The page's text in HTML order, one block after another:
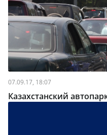
07.09.17, 18:07
Казахстанский